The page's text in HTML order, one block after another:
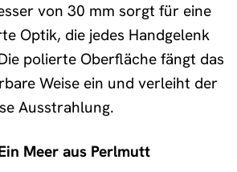
von 30 mm sorgt für eine
Optik, die jedes Handgelenk
polierte Oberfläche fängt das
Weise ein und verleiht der
Ausstrahlung.
Meer aus Perlmutt